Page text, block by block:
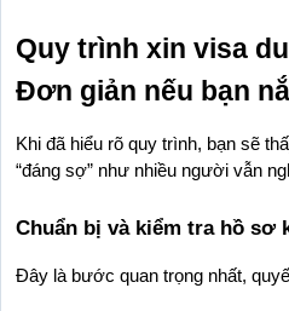
Quy trình xin visa
Đơn giản nếu bạn
Khi đã hiểu rõ quy trình, bạn sẽ
“đáng sợ” như nhiều người vẫn
Chuẩn bị và kiểm tra hồ sơ
Đây là bước quan trọng nhất,